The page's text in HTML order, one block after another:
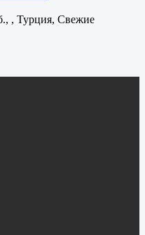
, Турция, Свежие